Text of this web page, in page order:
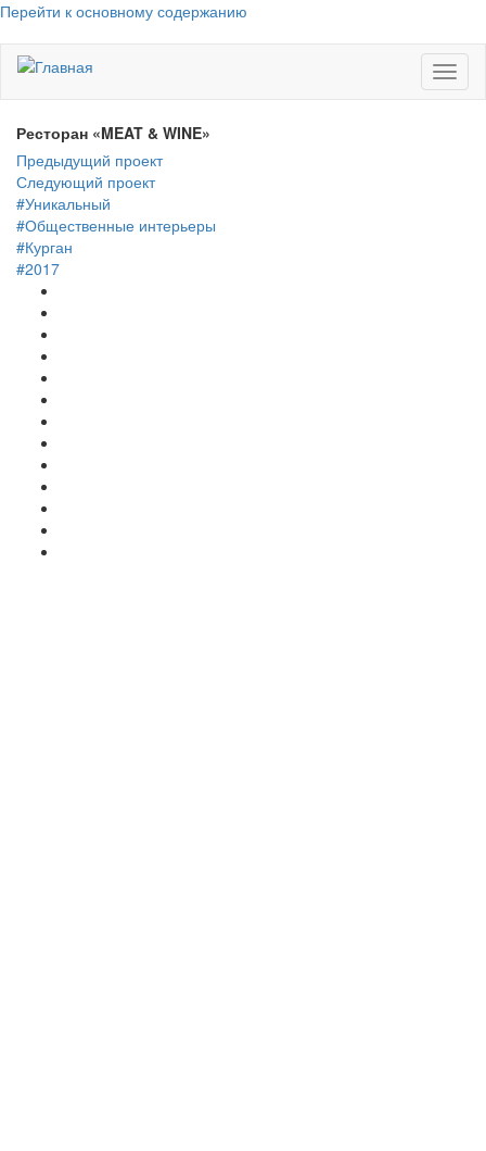
Перейти к основному содержанию
Ресторан «MEAT & WINE»
Предыдущий проект
Следующий проект
#Уникальный
#Общественные интерьеры
#Курган
#2017